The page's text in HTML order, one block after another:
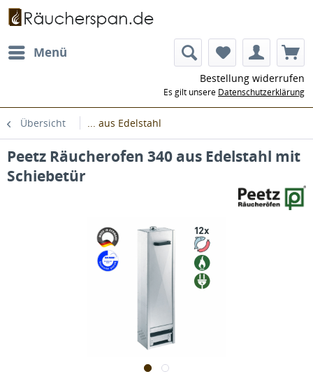
Menü
Bestellung widerrufen
Es gilt unsere Datenschutzerklärung
Übersicht ... aus Edelstahl
Peetz Räucherofen 340 aus Edelstahl mit
Schiebetür